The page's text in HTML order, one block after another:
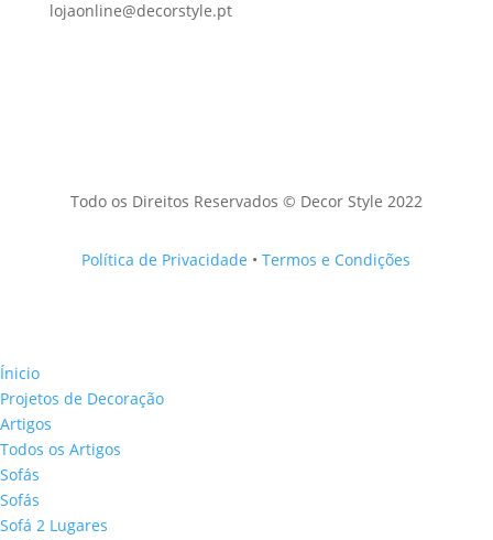
lojaonline@decorstyle.pt
Todo os Direitos Reservados © Decor Style 2022
Política de Privacidade •Termos e Condições
Ínicio
Projetos de Decoração
Artigos
Todos os Artigos
Sofás
Sofás
Sofá 2 Lugares